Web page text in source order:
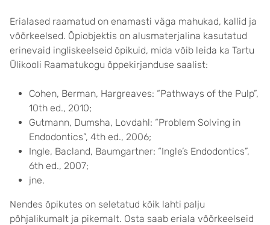
Erialased raamatud on enamasti väga mahukad, kallid ja
võõrkeelsed. Õpiobjektis on alusmaterjalina kasutatud
erinevaid ingliskeelseid õpikuid, mida võib leida ka Tartu
Ülikooli Raamatukogu õppekirjanduse saalist:
Cohen, Berman, Hargreaves: “Pathways of the Pulp”,
10th ed., 2010;
Gutmann, Dumsha, Lovdahl: “Problem Solving in
Endodontics”, 4th ed., 2006;
Ingle, Bacland, Baumgartner: “Ingle’s Endodontics”,
6th ed., 2007;
jne.
Nendes õpikutes on seletatud kõik lahti palju
põhjalikumalt ja pikemalt. Osta saab eriala võõrkeelseid